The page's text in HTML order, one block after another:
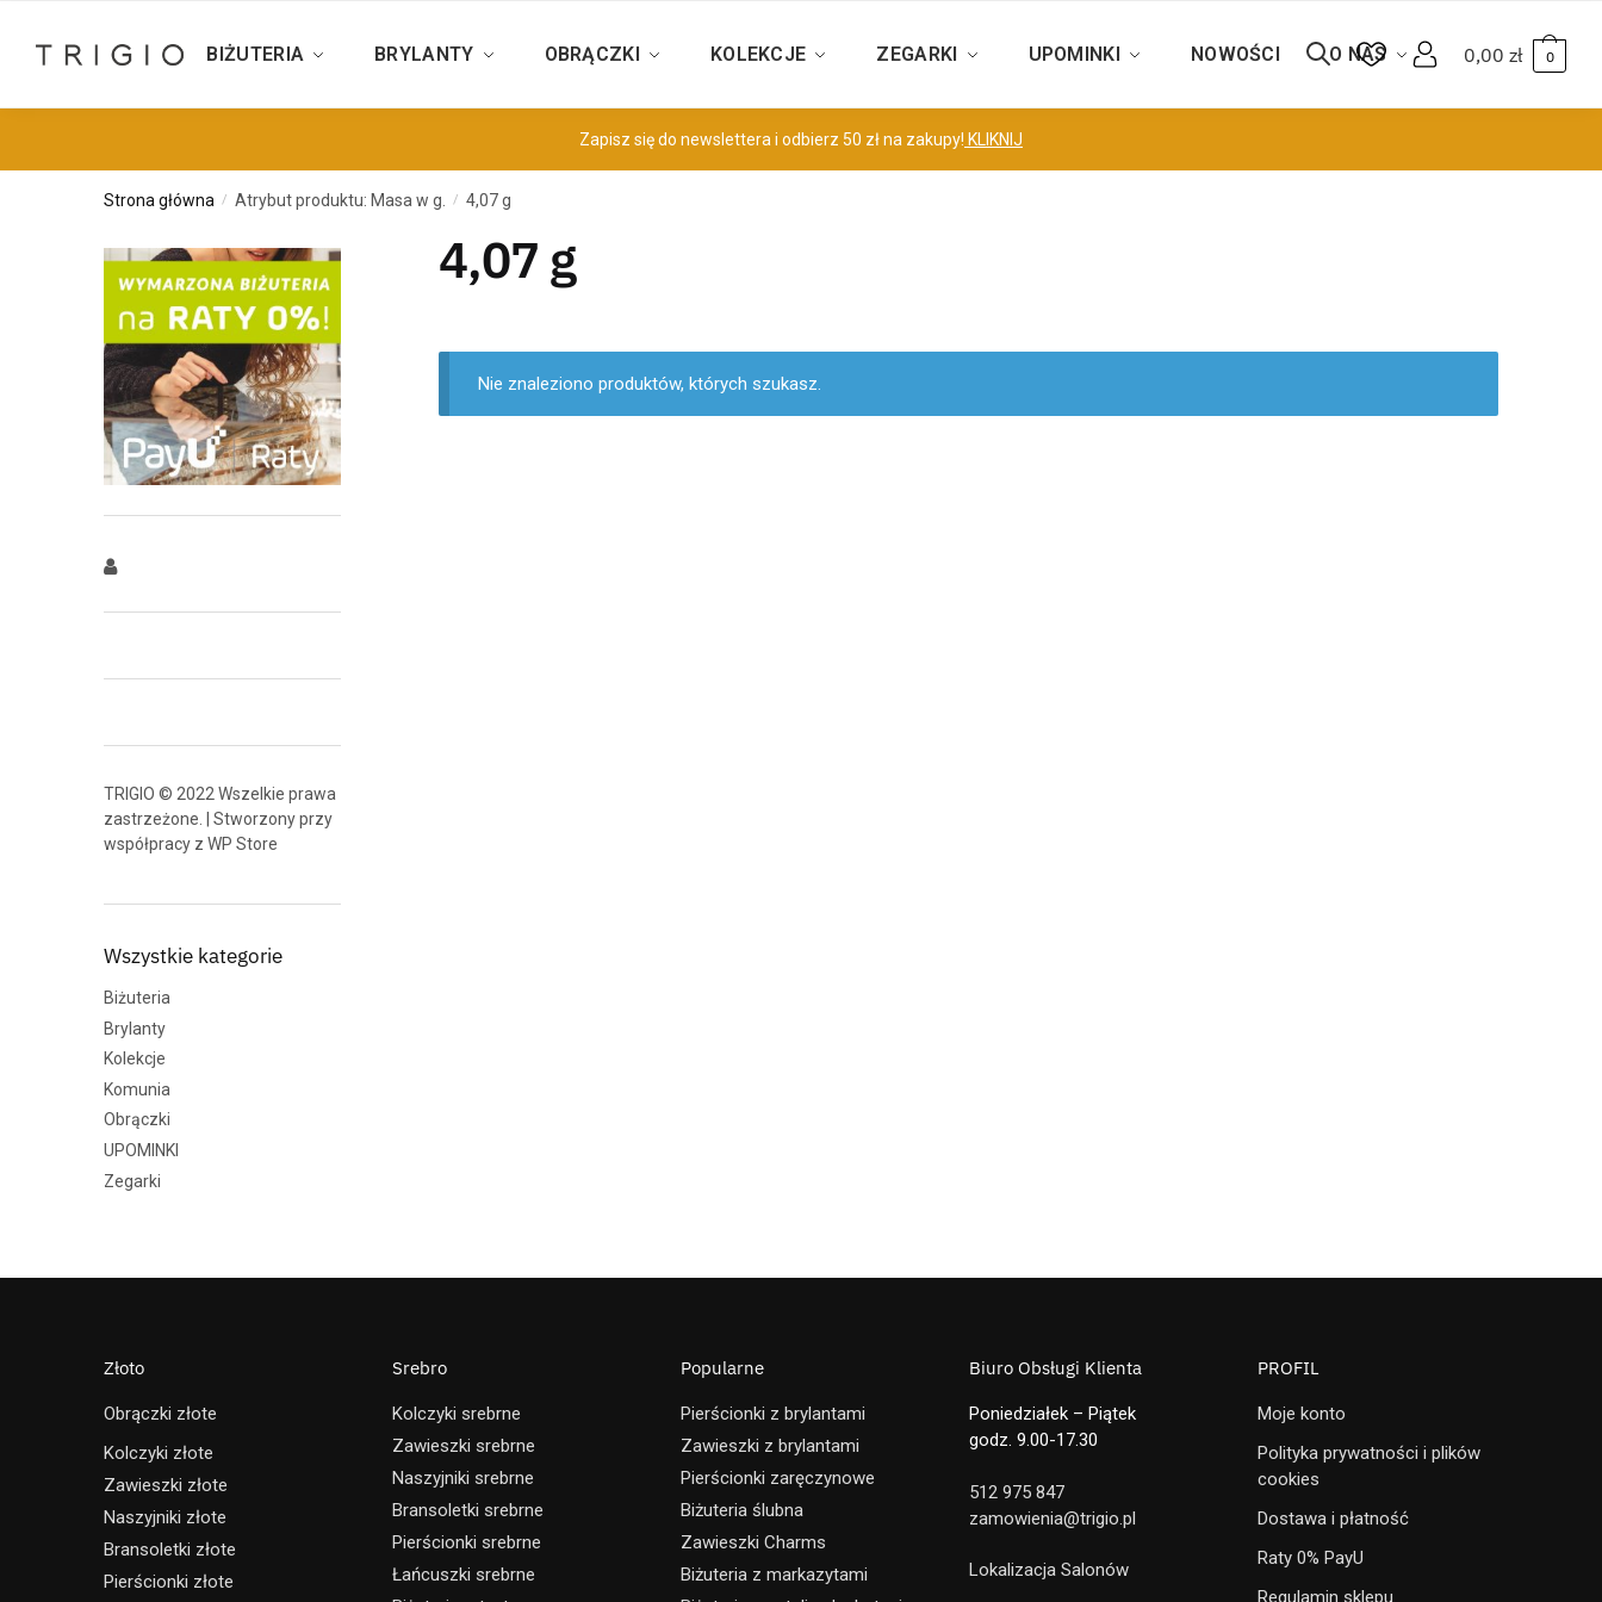
BIŻUTERIA BRYLANTY OBRĄCZKI KOLEKCJE ZEGARKI UPOMINKI NOWOŚCI O NAS 0,00 zł 0
Zapisz się do newslettera i odbierz 50 zł na zakupy! KLIKNIJ
Strona główna / Atrybut produktu: Masa w g. / 4,07 g
4,07 g
Nie znaleziono produktów, których szukasz.
TRIGIO © 2022 Wszelkie prawa
zastrzeżone. | Stworzony przy
współpracy z WP Store
Wszystkie kategorie
Biżuteria
Brylanty
Kolekcje
Komunia
Obrączki
UPOMINKI
Zegarki
Złoto
Obrączki złote
Kolczyki złote
Zawieszki złote
Naszyjniki złote
Bransoletki złote
Pierścionki złote
Srebro
Kolczyki srebrne
Zawieszki srebrne
Naszyjniki srebrne
Bransoletki srebrne
Pierścionki srebrne
Łańcuszki srebrne
Popularne
Pierścionki z brylantami
Zawieszki z brylantami
Pierścionki zaręczynowe
Biżuteria ślubna
Zawieszki Charms
Biżuteria z markazytami
Biuro Obsługi Klienta
Poniedziałek – Piątek
godz. 9.00-17.30
512 975 847
zamowienia@trigio.pl
Lokalizacja Salonów
PROFIL
Moje konto
Polityka prywatności i plików
cookies
Dostawa i płatność
Raty 0% PayU
Regulamin sklepu